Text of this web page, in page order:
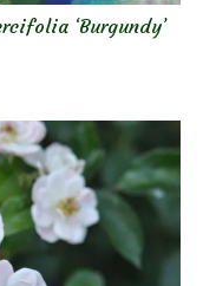
‘Burgundy’